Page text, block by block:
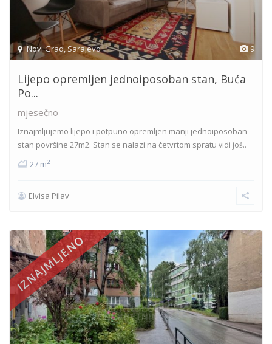
9
Novi Grad,Sarajevo
Lijepo opremljen jednoiposoban stan, Buća
Po...
mjesečno
Iznajmljujemo lijepo i potpuno opremljen manji jednoiposoban
stan površine 27m2. Stan se nalazi na četvrtom spratu vidi još..
27 m2
Elvisa Pilav
IZNAJMLJENO